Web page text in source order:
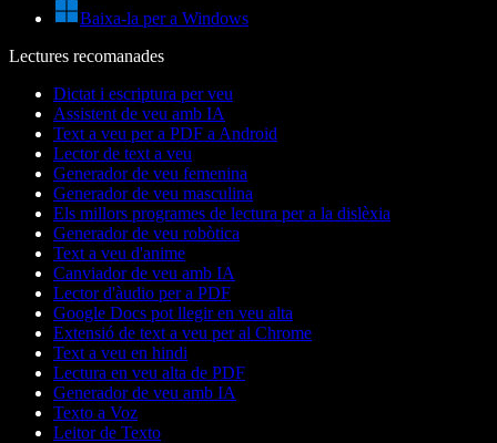
Baixa-la per a Windows
Lectures recomanades
Dictat i escriptura per veu
Assistent de veu amb IA
Text a veu per a PDF a Android
Lector de text a veu
Generador de veu femenina
Generador de veu masculina
Els millors programes de lectura per a la dislèxia
Generador de veu robòtica
Text a veu d'anime
Canviador de veu amb IA
Lector d'àudio per a PDF
Google Docs pot llegir en veu alta
Extensió de text a veu per al Chrome
Text a veu en hindi
Lectura en veu alta de PDF
Generador de veu amb IA
Texto a Voz
Leitor de Texto